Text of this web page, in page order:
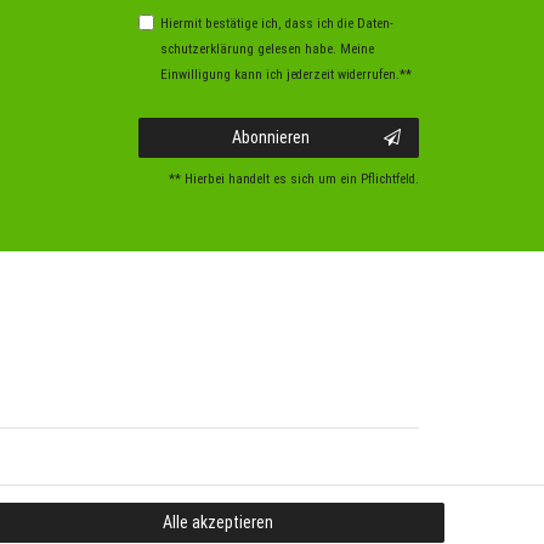
Hiermit bestätige ich, dass ich die Daten­
schutz­erklärung gelesen habe. Meine
Einwilligung kann ich jederzeit widerrufen.**
Abonnieren
** Hierbei handelt es sich um ein Pflichtfeld.
Alle akzeptieren